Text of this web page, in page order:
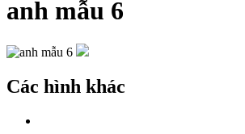
anh mẫu 6
Các hình khác